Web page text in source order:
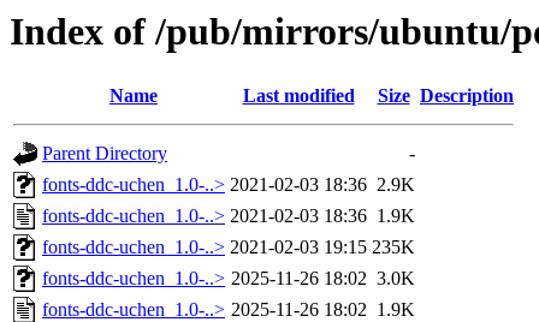
Index of /pub/mirrors/ubuntu/
Name Last modified Size Description
Parent Directory
-
fonts-ddc-uchen_1.0-..> 2021-02-03 18:36 2.9K
fonts-ddc-uchen_1.0-..> 2021-02-03 18:36 1.9K
fonts-ddc-uchen_1.0-..> 2021-02-03 19:15 235K
fonts-ddc-uchen_1.0-..> 2025-11-26 18:02 3.0K
fonts-ddc-uchen_1.0-..> 2025-11-26 18:02 1.9K